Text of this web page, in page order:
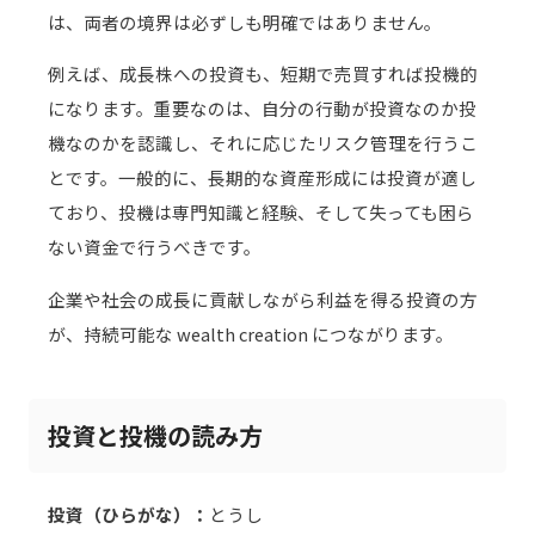
は、両者の境界は必ずしも明確ではありません。
例えば、成長株への投資も、短期で売買すれば投機的
になります。重要なのは、自分の行動が投資なのか投
機なのかを認識し、それに応じたリスク管理を行うこ
とです。一般的に、長期的な資産形成には投資が適し
ており、投機は専門知識と経験、そして失っても困ら
ない資金で行うべきです。
企業や社会の成長に貢献しながら利益を得る投資の方
が、持続可能な wealth creation につながります。
投資と投機の読み方
投資（ひらがな）： とうし